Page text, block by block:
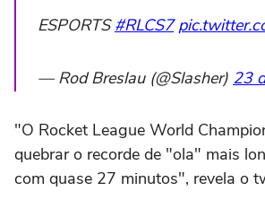
ESPORTS#RLCS7
— Rod Breslau (@Slasher) 23
"O Rocket League World
quebrar o recorde de "ola" mais
com quase 27 minutos", revela o